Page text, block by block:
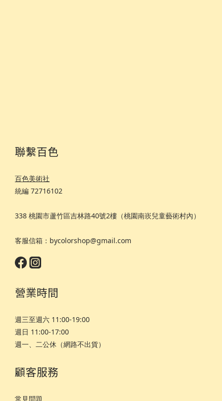
聯繫百色
百色美術社
統編 72716102
338 桃園市蘆竹區吉林路40號2樓（桃園南崁兒童藝術村內）
客服信箱：bycolorshop@gmail.com
營業時間
週三至週六 11:00-19:00
週日 11:00-17:00
週一、二公休（網路不出貨）
顧客服務
常見問題